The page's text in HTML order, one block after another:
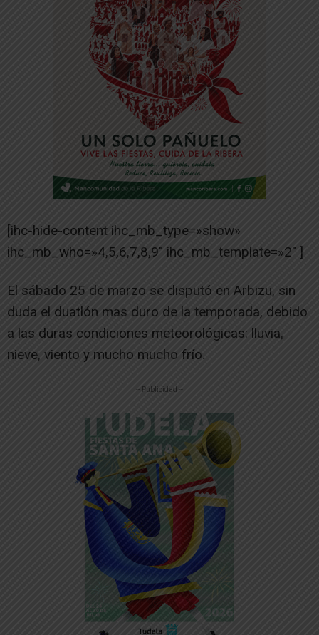
[ihc-hide-content ihc_mb_type=»show»
ihc_mb_who=»4,5,6,7,8,9″ ihc_mb_template=»2″ ]
El sábado 25 de marzo se disputó en Arbizu, sin
duda el duatlón mas duro de la temporada, debido
a las duras condiciones meteorológicas: lluvia,
nieve, viento y mucho mucho frío.
-- Publicidad --